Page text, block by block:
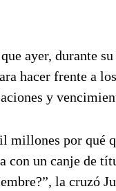
ayer, durante
hacer frente a
y
millones por qué
un canje de
la cruzó